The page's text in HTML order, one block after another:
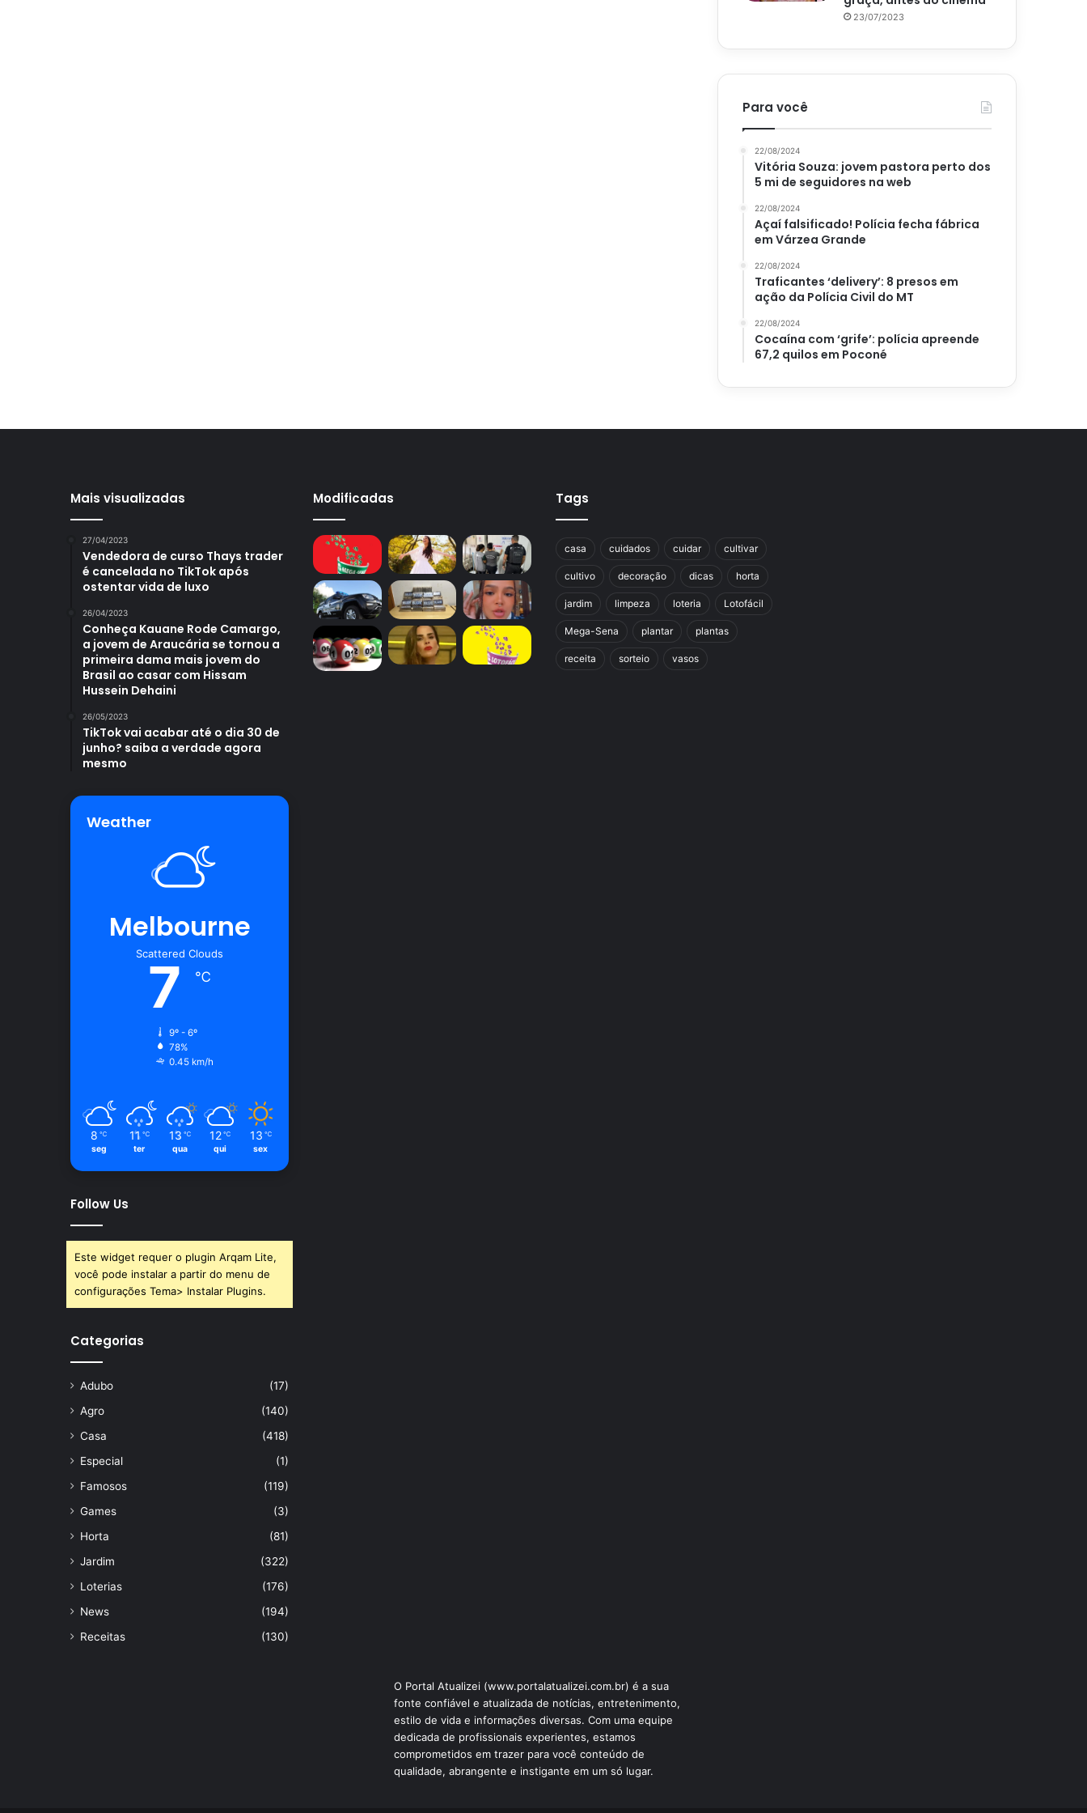
23/07/2023
Para você
22/08/2024
Vitória Souza: jovem pastora perto dos
5 mi de seguidores na web
22/08/2024
Açaí falsificado! Polícia fecha fábrica
em Várzea Grande
22/08/2024
Traficantes ‘delivery’: 8 presos em
ação da Polícia Civil do MT
22/08/2024
Cocaína com ‘grife’: polícia apreende
67,2 quilos em Poconé
Mais visualizadas
27/04/2023
Vendedora de curso Thays trader
é cancelada no TikTok após
ostentar vida de luxo
26/04/2023
Conheça Kauane Rode Camargo,
a jovem de Araucária se tornou a
primeira dama mais jovem do
Brasil ao casar com Hissam
Hussein Dehaini
26/05/2023
TikTok vai acabar até o dia 30 de
junho? saiba a verdade agora
mesmo
Weather
Melbourne
Scattered Clouds
7 ℃
9º - 6º
78%
0.45 km/h
8 ℃
seg
11 ℃
ter
13 ℃
qua
12 ℃
qui
13 ℃
sex
Follow Us
Este widget requer o plugin Arqam Lite,
você pode instalar a partir do menu de
configurações Tema> Instalar Plugins.
Categorias
Adubo
(17)
Agro
(140)
Casa
(418)
Especial
(1)
Famosos
(119)
Games
(3)
Horta
(81)
Jardim
(322)
Loterias
(176)
News
(194)
Receitas
(130)
Modificadas Tags
casa cuidados cuidar cultivar
cultivo decoração dicas horta
jardim limpeza loteria Lotofácil
Mega-Sena plantar plantas
receita sorteio vasos
O Portal Atualizei (www.portalatualizei.com.br) é a sua
fonte confiável e atualizada de notícias, entretenimento,
estilo de vida e informações diversas. Com uma equipe
dedicada de profissionais experientes, estamos
comprometidos em trazer para você conteúdo de
qualidade, abrangente e instigante em um só lugar.